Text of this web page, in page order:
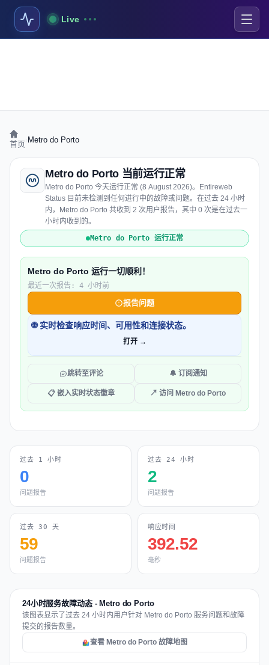
Live
首页 Metro do Porto
Metro do Porto 当前运行正常
Metro do Porto 今天运行正常 (8 August 2026)。Entireweb
Status 目前未检测到任何进行中的故障或问题。在过去 24 小时
内，Metro do Porto 共收到 2 次用户报告，其中 0 次是在过去一
小时内收到的。
Metro do Porto 运行正常
Metro do Porto 运行一切顺利！
最近一次报告: 4 小时前
报告问题
🌐 实时检查响应时间、可用性和连接状态。
打开 →
跳转至评论 🔔 订阅通知
📋 嵌入实时状态徽章 ↗ 访问 Metro do Porto
过去 1 小时
0
问题报告
过去 24 小时
2
问题报告
过去 30 天
59
问题报告
响应时间
392.52
毫秒
24小时服务故障动态 - Metro do Porto
该图表显示了过去 24 小时内用户针对 Metro do Porto 服务问题和故障
提交的报告数量。
查看 Metro do Porto 故障地图